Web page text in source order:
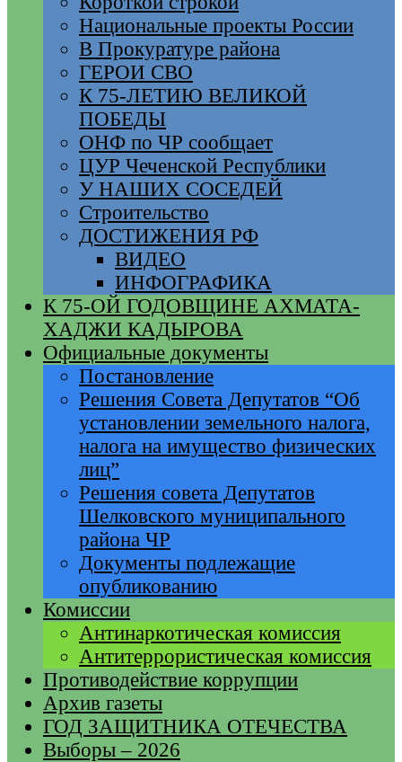
Национальные проекты России
В Прокуратуре района
ГЕРОИ СВО
К 75-ЛЕТИЮ ВЕЛИКОЙ
ПОБЕДЫ
ОНФ по ЧР сообщает
ЦУР Чеченской Республики
У НАШИХ СОСЕДЕЙ
Строительство
ДОСТИЖЕНИЯ РФ
ВИДЕО
ИНФОГРАФИКА
К 75-ОЙ ГОДОВЩИНЕ АХМАТА-
ХАДЖИ КАДЫРОВА
Официальные документы
Постановление
Решения Совета Депутатов “Об
установлении земельного налога,
налога на имущество физических
лиц”
Решения совета Депутатов
Шелковского муниципального
района ЧР
Документы подлежащие
опубликованию
Комиссии
Антинаркотическая комиссия
Антитеррористическая комиссия
Противодействие коррупции
Архив газеты
ГОД ЗАЩИТНИКА ОТЕЧЕСТВА
Выборы – 2026